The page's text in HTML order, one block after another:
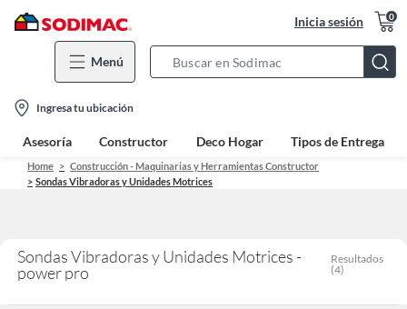
Inicia sesión 0
Menú
Bar
location-
icon
Ingresa tu ubicación
Asesoría Constructor Deco Hogar Tipos de Entrega
Home
Construcción - Maquinarias y Herramientas Constructor
Sondas Vibradoras y Unidades Motrices
Sondas Vibradoras y Unidades Motrices -
power pro
Resultados
(4)